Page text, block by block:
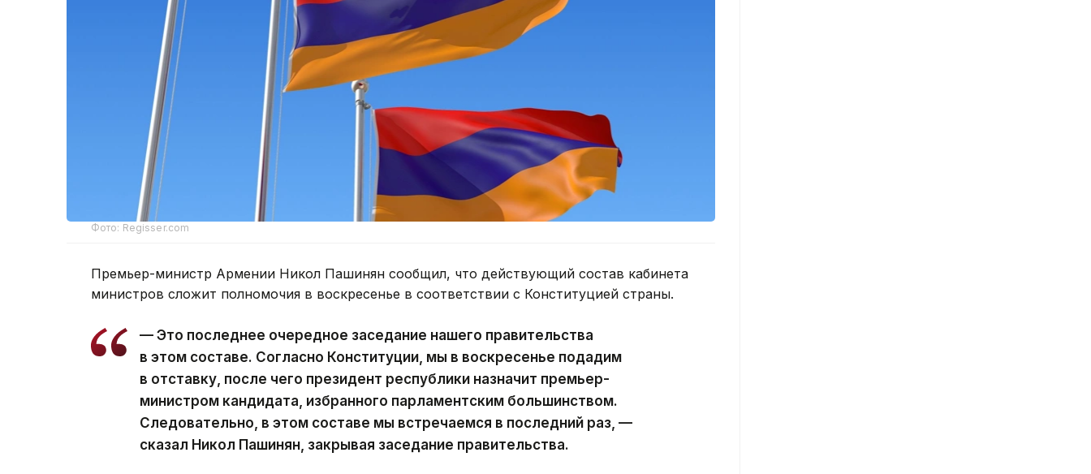
Фото: Regisser.com
Премьер-министр Армении Никол Пашинян сообщил, что действующий состав кабинета
министров сложит полномочия в воскресенье в соответствии с Конституцией страны.
— Это последнее очередное заседание нашего правительства
в этом составе. Согласно Конституции, мы в воскресенье подадим
в отставку, после чего президент республики назначит премьер-
министром кандидата, избранного парламентским большинством.
Следовательно, в этом составе мы встречаемся в последний раз, —
сказал Никол Пашинян, закрывая заседание правительства.